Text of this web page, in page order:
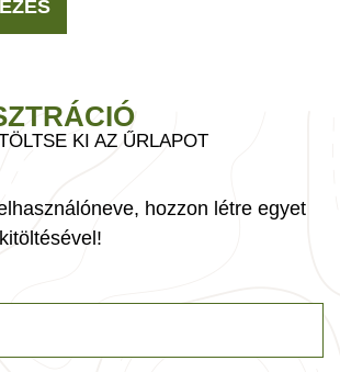
KI AZ ŰRLAPOT
hozzon létre egyet